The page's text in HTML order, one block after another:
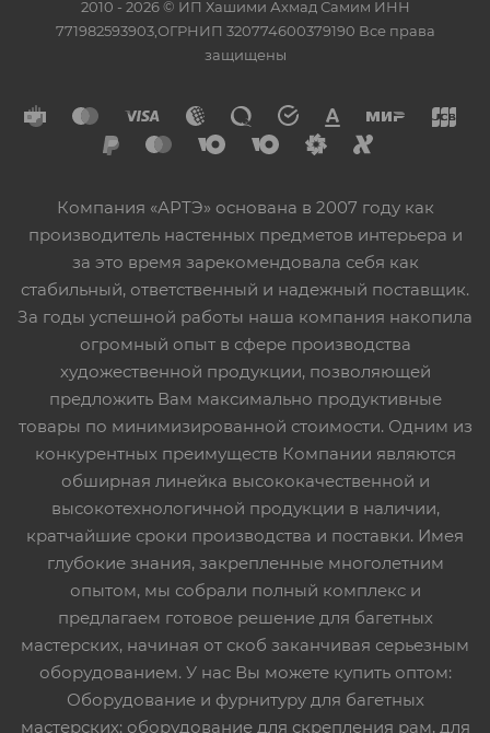
2010 - 2026 © ИП Хашими Ахмад Самим ИНН
771982593903,ОГРНИП 320774600379190 Все права
защищены
Компания «АРТЭ» основана в 2007 году как
производитель настенных предметов интерьера и
за это время зарекомендовала себя как
стабильный, ответственный и надежный поставщик.
За годы успешной работы наша компания накопила
огромный опыт в сфере производства
художественной продукции, позволяющей
предложить Вам максимально продуктивные
товары по минимизированной стоимости. Одним из
конкурентных преимуществ Компании являются
обширная линейка высококачественной и
высокотехнологичной продукции в наличии,
кратчайшие сроки производства и поставки. Имея
глубокие знания, закрепленные многолетним
опытом, мы собрали полный комплекс и
предлагаем готовое решение для багетных
мастерских, начиная от скоб заканчивая серьезным
оборудованием. У нас Вы можете купить оптом:
Оборудование и фурнитуру для багетных
мастерских: оборудование для скрепления рам, для